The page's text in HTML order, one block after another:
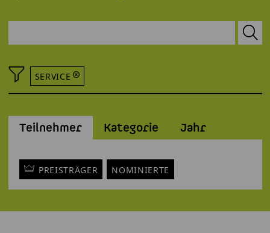
SERVICE
Teilnehmer Kategorie Jahr
PREISTRÄGER NOMINIERTE